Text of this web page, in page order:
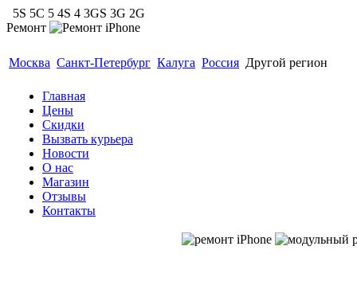
5S 5C 5 4S 4 3GS 3G 2G
Ремонт
Москва Санкт-Петербург Калуга Россия Другой регион
Главная
Цены
Скидки
Вызвать курьера
Новости
О нас
Магазин
Отзывы
Контакты